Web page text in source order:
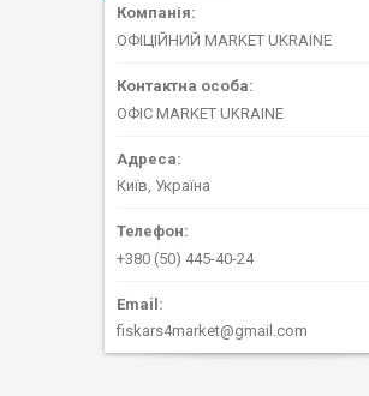
ОФІЦІЙНИЙ MARKET UKRAINE
ОФІС MARKET UKRAINE
Київ, Україна
+380 (50) 445-40-24
fiskars4market@gmail.com